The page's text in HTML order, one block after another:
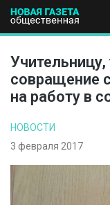
ПОЛИТИКА
совращение
на работу в
НОВОСТИ
3 февраля 2017